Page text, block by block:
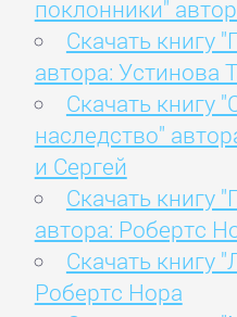
поклонники"
Скачать книгу
автора: Устинова
Скачать книгу
наследство"
и Сергей
Скачать книгу
автора: Робертс
Скачать книгу
Робертс Нора